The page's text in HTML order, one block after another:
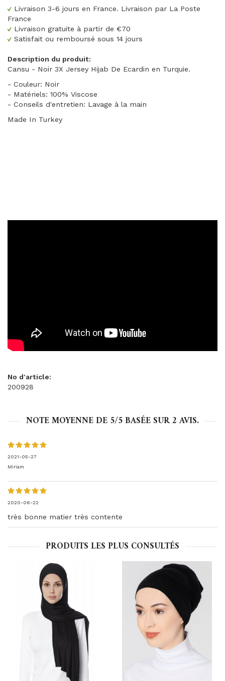
Livraison 3-6 jours en France. Livraison par La Poste
France
Livraison gratuite à partir de €70
Satisfait ou remboursé sous 14 jours
Description du produit:
Cansu - Noir 3X Jersey Hijab De Ecardin en Turquie.
- Couleur: Noir
- Matériels: 100% Viscose
- Conseils d'entretien: Lavage à la main
Made In Turkey
No d'article:
200928
NOTE MOYENNE DE 5/5 BASÉE SUR2AVIS.
2021-05-27
Miriam
2020-06-22
très bonne matier très contente
PRODUITS LES PLUS CONSULTÉS